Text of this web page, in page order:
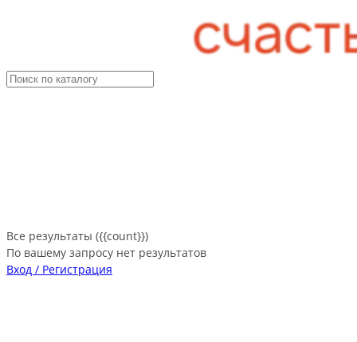
Все результаты ({{count}})
По вашему запросу нет результатов
Вход / Регистрация